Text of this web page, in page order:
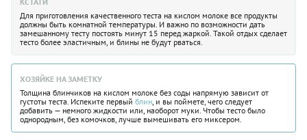
Для приготовления качественного теста на кислом молоке все продукты
должны быть комнатной температуры. И важно по возможности дать
замешанному тесту постоять минут 15 перед жаркой. Такой отдых сделает
тесто более эластичным, и блины не будут рваться.
ХОЗЯЙКЕ НА ЗАМЕТКУ
Толщина блинчиков на кислом молоке без соды напрямую зависит от
густоты теста. Испеките первый блин , и вы поймете, чего следует
добавить — немного жидкости или, наоборот муки. Чтобы тесто было
однородным, без комочков, лучше вымешивать его миксером.